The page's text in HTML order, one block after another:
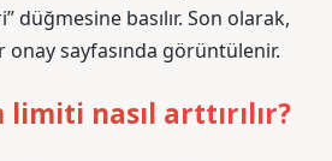
düğmesine basılır. Son olarak,
onay sayfasında görüntülenir.
nasıl arttırılır?